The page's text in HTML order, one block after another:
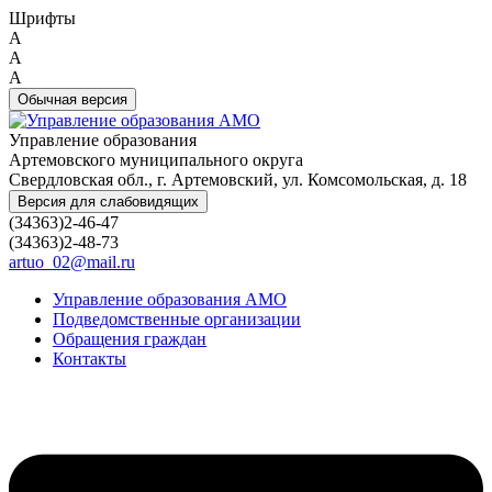
Шрифты
A
A
A
Обычная версия
Управление образования
Артемовского муниципального округа
Свердловская обл., г. Артемовский, ул. Комсомольская, д. 18
Версия для слабовидящих
(34363)2-46-47
(34363)2-48-73
artuo_02@mail.ru
Управление образования АМО
Подведомственные организации
Обращения граждан
Контакты